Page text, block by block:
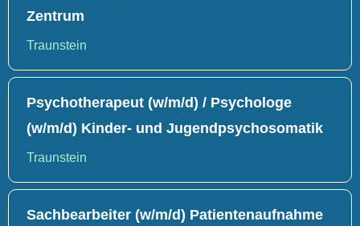
Zentrum
Traunstein
Psychotherapeut (w/m/d) / Psychologe
(w/m/d) Kinder- und Jugendpsychosomatik
Traunstein
Sachbearbeiter (w/m/d) Patientenaufnahme